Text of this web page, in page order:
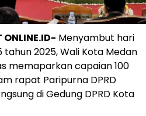
ONLINE.ID- Menyambut hari
2025, Wali Kota Medan
memaparkan capaian 100
rapat Paripurna DPRD
di Gedung DPRD Kota